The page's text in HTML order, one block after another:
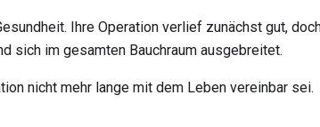
Ihre Operation verlief zunächst gut,
sich im gesamten Bauchraum ausgebreitet.
nicht mehr lange mit dem Leben vereinbar sei.